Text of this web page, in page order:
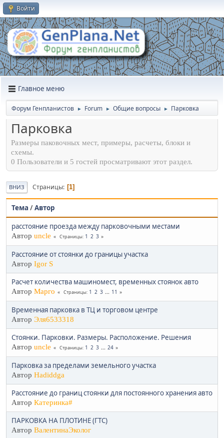
Войти
Главное меню
Форум Генпланистов ► Forum ► Общие вопросы ► Парковка
Парковка
Размеры паковочных мест, примеры, расчеты, блоки и
схемы.
0 Пользователи и 5 гостей просматривают этот раздел.
ВНИЗ Страницы 1
Тема /Автор
расстояние проезда между парковочными местами
Автор uncle Страницы 1 2 3
Расстояние от стоянки до границы участка
Автор Igor S
Расчет количества машиномест, временных стоянок авто
Автор Марго Страницы 1 2 3 ... 11
Временная парковка в ТЦ и торговом центре
Автор Эля6533318
Стоянки. Парковки. Размеры. Расположение. Решения
Автор uncle Страницы 1 2 3 ... 24
Парковка за пределами земельного участка
Автор Hadiddga
Расстояние до границ стоянки для постоянного хранения авто
Автор Катеринка#
ПАРКОВКА НА ПЛОТИНЕ (ГТС)
Автор ВалентинаЭколог